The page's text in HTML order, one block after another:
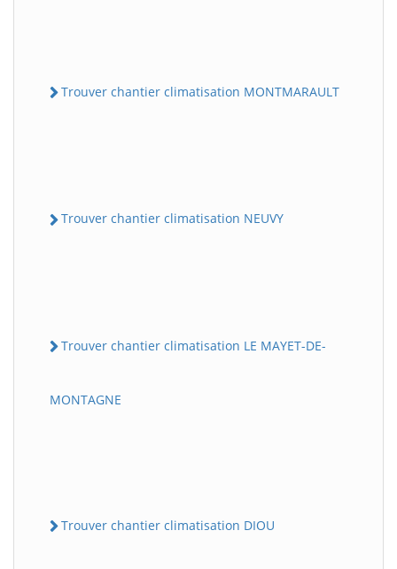
Trouver chantier climatisation MONTMARAULT
Trouver chantier climatisation NEUVY
Trouver chantier climatisation LE MAYET-DE-
MONTAGNE
Trouver chantier climatisation DIOU